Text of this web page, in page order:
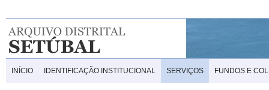
INÍCIO IDENTIFICAÇÃO INSTITUCIONAL SERVIÇOS FUNDOS E